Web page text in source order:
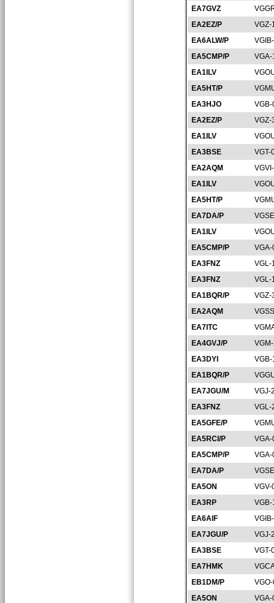
EA7GVZ
EA2EZ/P
VGZ-
EA6ALW/P
EA5CMP/P
EA1ILV
EA5HT/P
EA3HJO
EA2EZ/P
VGZ-
EA1ILV
EA3BSE
VGT-
EA2AQM
EA1ILV
EA5HT/P
EA7DA/P
EA1ILV
EA5CMP/P
EA3FNZ
VGL-
EA3FNZ
VGL-
EA1BQR/P
VGZ-
EA2AQM
EA7ITC
EA4GVJ/P
EA3DYI
EA1BQR/P
EA7JGU/M
VGJ-
EA3FNZ
VGL-
EA5GFE/P
EA5RCI/P
EA5CMP/P
EA7DA/P
EA5ON
VGV-
EA3RP
EA6AIF
EA7JGU/P
VGJ-
EA3BSE
VGT-
EA7HMK
EB1DM/P
EA5ON